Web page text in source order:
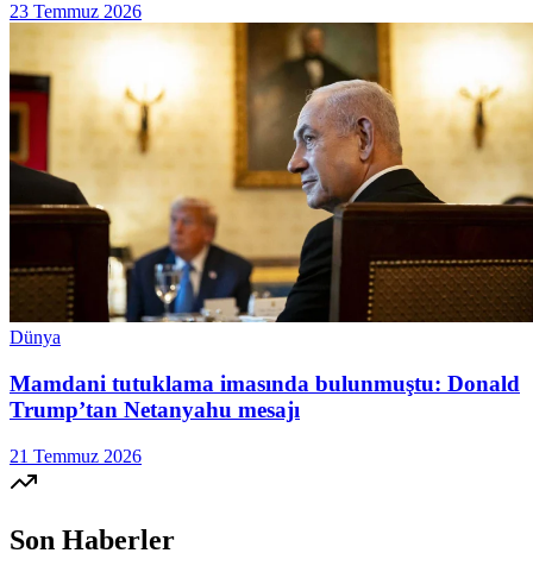
23 Temmuz 2026
Dünya
Mamdani tutuklama imasında bulunmuştu: Donald
Trump’tan Netanyahu mesajı
21 Temmuz 2026
Son Haberler